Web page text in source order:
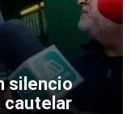
silencio
cautelar